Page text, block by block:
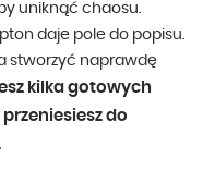
uniknąć chaosu.
daje pole do popisu.
stworzyć naprawdę
kilka gotowych
do